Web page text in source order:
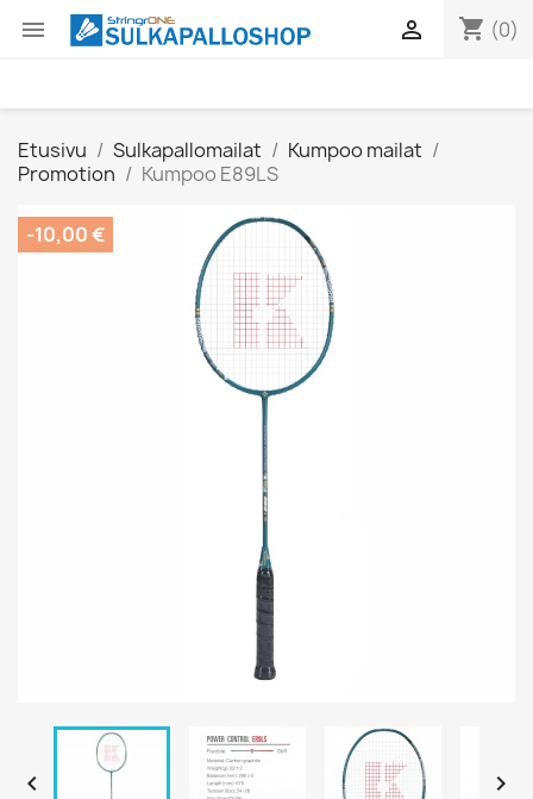
 shopping_cart (0)

Etusivu Sulkapallomailat
Kumpoo mailat
Promotion
Kumpoo E89LS
-10,00 €
 